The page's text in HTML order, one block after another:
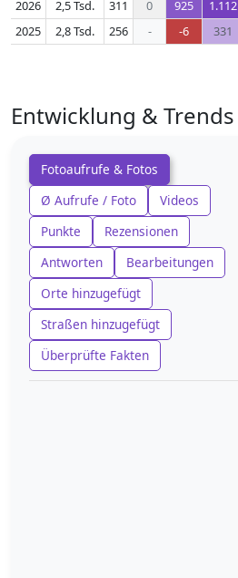
2026 2,5 Tsd. 311 0 925 1.112
2025
2,8 Tsd. 256 - -6 331
Entwicklung & Trends
Fotoaufrufe & Fotos
Ø Aufrufe / Foto
Videos
Punkte
Rezensionen
Antworten
Bearbeitungen
Orte hinzugefügt
Straßen hinzugefügt
Überprüfte Fakten